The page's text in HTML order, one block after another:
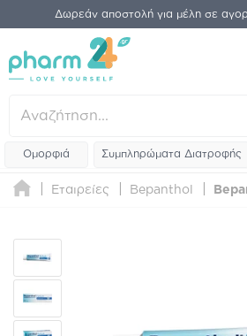
Δωρεάν αποστολή για μέλη σε
Ομορφιά Συμπληρώματα Διατροφής
Εταιρείες Bepanthol